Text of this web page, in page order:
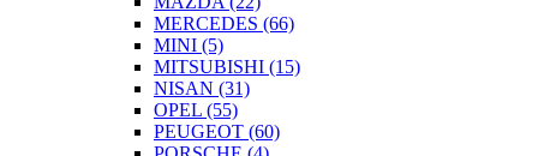
MERCEDES (66)
MINI (5)
MITSUBISHI (15)
NISAN (31)
OPEL (55)
PEUGEOT (60)